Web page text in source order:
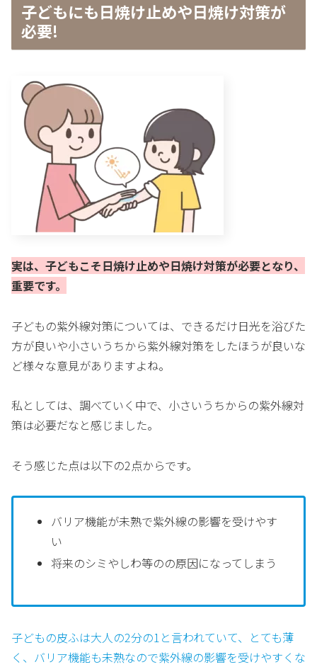
子どもにも日焼け止めや日焼け対策が
必要!
実は、子どもこそ日焼け止めや日焼け対策が必要となり、
重要です。
子どもの紫外線対策については、できるだけ日光を浴びた
方が良いや小さいうちから紫外線対策をしたほうが良いな
ど様々な意見がありますよね。
私としては、調べていく中で、小さいうちからの紫外線対
策は必要だなと感じました。
そう感じた点は以下の2点からです。
バリア機能が未熟で紫外線の影響を受けやす
い
将来のシミやしわ等のの原因になってしまう
子どもの皮ふは大人の2分の1と言われていて、とても薄
く、バリア機能も未熟なので紫外線の影響を受けやすくな